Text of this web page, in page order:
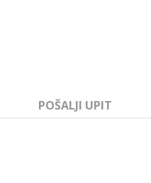
POŠALJI UPIT